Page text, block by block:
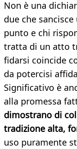
Non è una
due che
punto e chi
tratta di un atto
fidarsi coincide
da potercisi
Significativo è
alla promessa
dimostrano di
tradizione alta,
uso puramente